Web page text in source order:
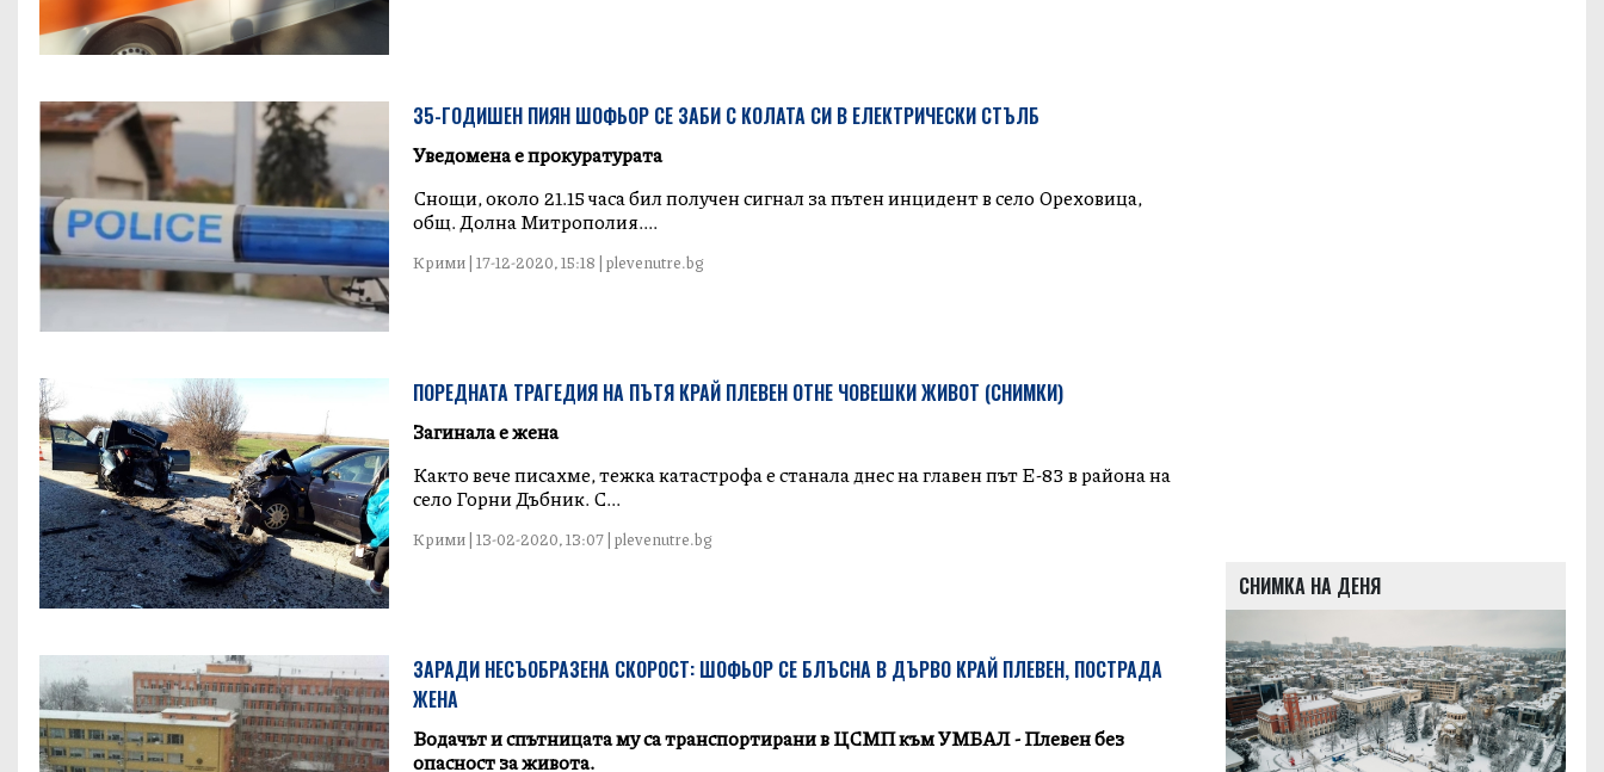
35-ГОДИШЕН ПИЯН ШОФЬОР СЕ ЗАБИ С КОЛАТА СИ В ЕЛЕКТРИЧЕСКИ СТЪЛБ
Уведомена е прокуратурата
Снощи, около 21.15 часа бил получен сигнал за пътен инцидент в село Ореховица,
общ. Долна Митрополия....
Крими | 17-12-2020, 15:18 | plevenutre.bg
ПОРЕДНАТА ТРАГЕДИЯ НА ПЪТЯ КРАЙ ПЛЕВЕН ОТНЕ ЧОВЕШКИ ЖИВОТ (СНИМКИ)
Загинала е жена
Както вече писахме, тежка катастрофа е станала днес на главен път Е-83 в района на
село Горни Дъбник. С...
Крими | 13-02-2020, 13:07 | plevenutre.bg
ЗАРАДИ НЕСЪОБРАЗЕНА СКОРОСТ: ШОФЬОР СЕ БЛЪСНА В ДЪРВО КРАЙ ПЛЕВЕН, ПОСТРАДА
ЖЕНА
Водачът и спътницата му са транспортирани в ЦСМП към УМБАЛ - Плевен без
опасност за живота.
СНИМКА НА ДЕНЯ